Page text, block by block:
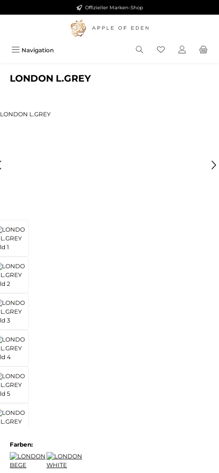
Zum Hauptinhalt springen Offizieller Marken-Shop
Navigation
LONDON L.GREY
überspringen
Farben: